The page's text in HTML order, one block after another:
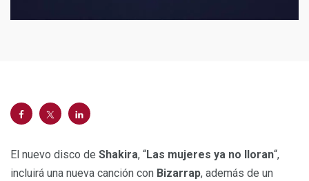
El nuevo disco de Shakira, “Las mujeres ya no lloran“,
incluirá una nueva canción con Bizarrap, además de un